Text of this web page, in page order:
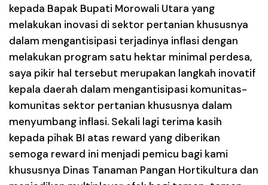
kepada Bapak Bupati Morowali Utara yang
melakukan inovasi di sektor pertanian khususnya
dalam mengantisipasi terjadinya inflasi dengan
melakukan program satu hektar minimal perdesa,
saya pikir hal tersebut merupakan langkah inovatif
kepala daerah dalam mengantisipasi komunitas-
komunitas sektor pertanian khususnya dalam
menyumbang inflasi. Sekali lagi terima kasih
kepada pihak BI atas reward yang diberikan
semoga reward ini menjadi pemicu bagi kami
khususnya Dinas Tanaman Pangan Hortikultura dan